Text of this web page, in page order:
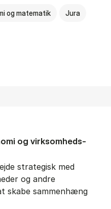
og matematik Jura
- erhvervs­økonomi og
og virksomheds­
strategisk med
og andre
skabe sammenhæng